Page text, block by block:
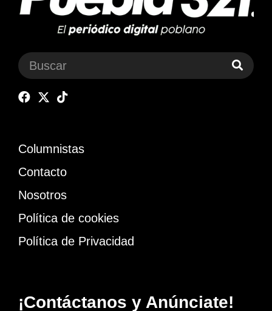
Columnistas
Contacto
Nosotros
Política de cookies
Política de Privacidad
¡Contáctanos y Anúnciate!